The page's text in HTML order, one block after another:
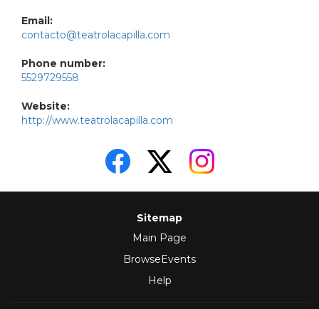
Email:
contacto@teatrolacapilla.com
Phone number:
5529729558
Website:
http://www.teatrolacapilla.com
Sitemap
Main Page
BrowseEvents
Help